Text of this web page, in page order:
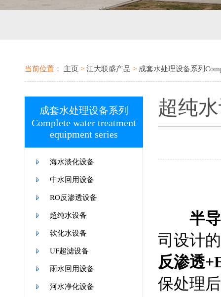
当前位置： 主页 > 江大联盛产品 > 成套水处理设备系列
成套水处理设备系列
Complete water treatment
equipment series
海水淡化设备
中水回用设备
RO反渗透设备
超纯水设备
软化水设备
UF超滤设备
雨水回用设备
河水净化设备
超纯
半
司设计
反渗透
保处理